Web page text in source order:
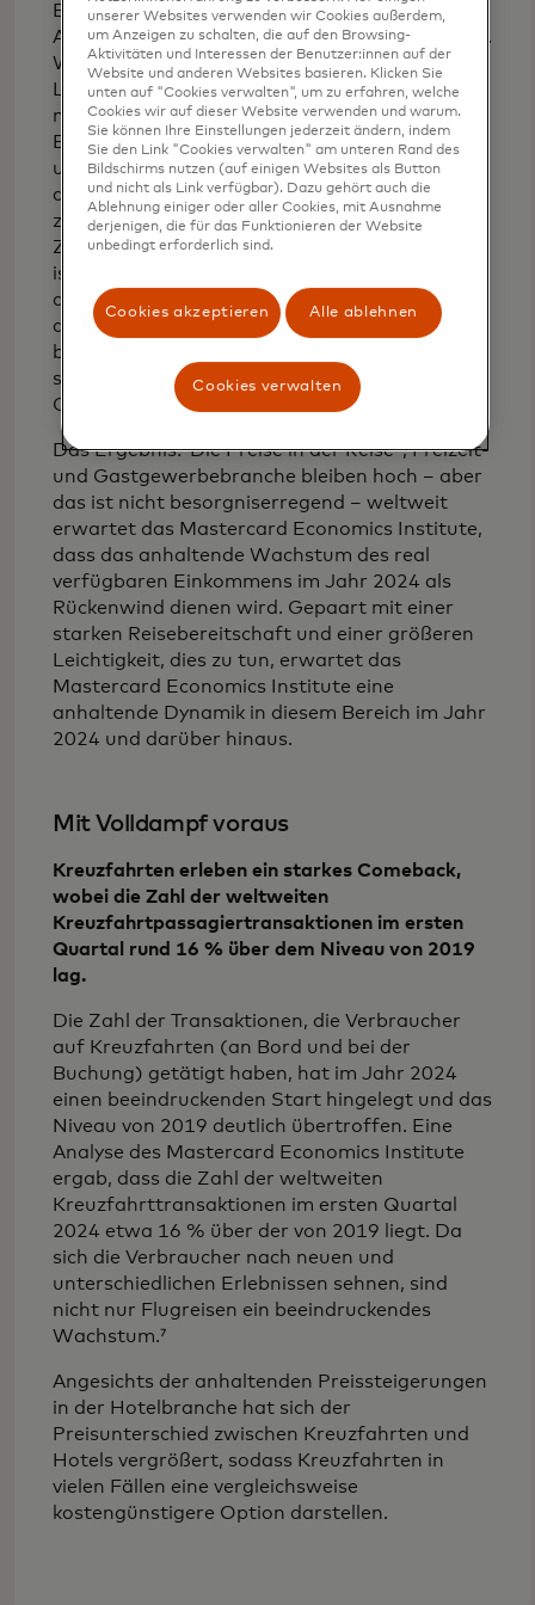
Erlebniswirtschaft und das extrem hohe
Ausmaß der Reiseabsichten zurückzuführen ist.
Wenn zum Beispiel mehr Menschen an ihrer
Lieblingssportveranstaltung teilnehmen
möchten, als Zimmer verfügbar sind, können
Beherbergungsdienstleister die Preise erhöhen
und voll ausgelastet bleiben. Während es für
die Verbraucher relativ schmerzhafter ist,
zusätzliches Geld auszugeben, werden die
Zimmer immer noch ausgebucht sein, und dies
ist eine Erleichterung für Hotels und Motels,
die aufgrund der langwierigen Schließungen in
den Jahren 2020-2022 zu den am stärksten
betroffenen gehörten. Der Nachholbedarf
sorgt im Jahr 2024 für frischen Wind im
Gastgewerbe.
Das Ergebnis? Die Preise in der Reise-, Freizeit-
und Gastgewerbebranche bleiben hoch – aber
das ist nicht besorgniserregend – weltweit
erwartet das Mastercard Economics Institute,
dass das anhaltende Wachstum des real
verfügbaren Einkommens im Jahr 2024 als
Rückenwind dienen wird. Gepaart mit einer
starken Reisebereitschaft und einer größeren
Leichtigkeit, dies zu tun, erwartet das
Mastercard Economics Institute eine
anhaltende Dynamik in diesem Bereich im Jahr
2024 und darüber hinaus.
Mit Volldampf voraus
Kreuzfahrten erleben ein starkes Comeback,
wobei die Zahl der weltweiten
Kreuzfahrtpassagiertransaktionen im ersten
Quartal rund 16 % über dem Niveau von 2019
lag.
Die Zahl der Transaktionen, die Verbraucher
auf Kreuzfahrten (an Bord und bei der
Buchung) getätigt haben, hat im Jahr 2024
einen beeindruckenden Start hingelegt und das
Niveau von 2019 deutlich übertroffen. Eine
Analyse des Mastercard Economics Institute
ergab, dass die Zahl der weltweiten
Kreuzfahrttransaktionen im ersten Quartal
2024 etwa 16 % über der von 2019 liegt. Da
sich die Verbraucher nach neuen und
unterschiedlichen Erlebnissen sehnen, sind
nicht nur Flugreisen ein beeindruckendes
Wachstum.⁷
Angesichts der anhaltenden Preissteigerungen
in der Hotelbranche hat sich der
Preisunterschied zwischen Kreuzfahrten und
Hotels vergrößert, sodass Kreuzfahrten in
vielen Fällen eine vergleichsweise
kostengünstigere Option darstellen.
unserer Websites verwenden wir Cookies außerdem,
um Anzeigen zu schalten, die auf den Browsing-
Aktivitäten und Interessen der Benutzer:innen auf der
Website und anderen Websites basieren. Klicken Sie
unten auf "Cookies verwalten", um zu erfahren, welche
Cookies wir auf dieser Website verwenden und warum.
Sie können Ihre Einstellungen jederzeit ändern, indem
Sie den Link "Cookies verwalten" am unteren Rand des
Bildschirms nutzen (auf einigen Websites als Button
und nicht als Link verfügbar). Dazu gehört auch die
Ablehnung einiger oder aller Cookies, mit Ausnahme
derjenigen, die für das Funktionieren der Website
unbedingt erforderlich sind.
Cookies akzeptieren Alle ablehnen
Cookies verwalten